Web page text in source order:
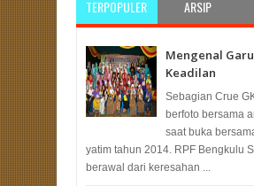
TERPOPULER ARSIP
Mengenal
Keadilan
Sebagian Crue
berfoto bersama
saat buka
yatim tahun 2014. RPF Bengkulu
berawal dari keresahan ...